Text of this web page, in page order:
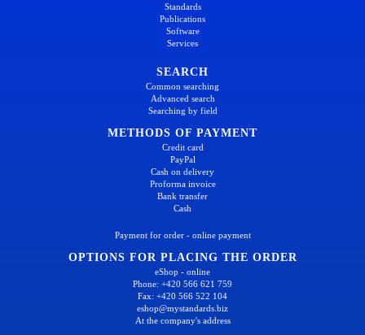
Standards
Publications
Software
Services
SEARCH
Common searching
Advanced search
Searching by field
METHODS OF PAYMENT
Credit card
PayPal
Cash on delivery
Proforma invoice
Bank transfer
Cash
Payment for order - online payment
OPTIONS FOR PLACING THE ORDER
eShop - online
Phone: +420 566 621 759
Fax: +420 566 522 104
eshop@mystandards.biz
At the company's address